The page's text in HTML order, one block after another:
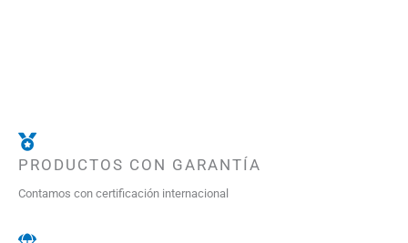
PRODUCTOS CON GARANTÍA
Contamos con certificación internacional